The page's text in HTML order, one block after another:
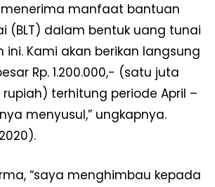
menerima manfaat bantuan
(BLT) dalam bentuk uang tunai
Kami akan berikan langsung
Rp. 1.200.000,- (satu juta
terhitung periode April –
menyusul,” ungkapnya.
“saya menghimbau kepada